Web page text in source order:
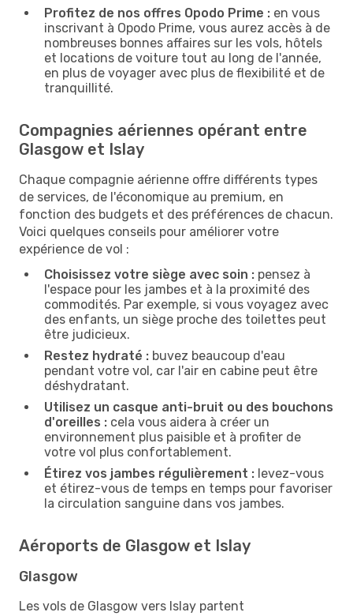
Profitez de nos offres Opodo Prime : en vous
inscrivant à Opodo Prime, vous aurez accès à de
nombreuses bonnes affaires sur les vols, hôtels
et locations de voiture tout au long de l'année,
en plus de voyager avec plus de flexibilité et de
tranquillité.
Compagnies aériennes opérant entre
Glasgow et Islay
Chaque compagnie aérienne offre différents types
de services, de l'économique au premium, en
fonction des budgets et des préférences de chacun.
Voici quelques conseils pour améliorer votre
expérience de vol :
Choisissez votre siège avec soin : pensez à
l'espace pour les jambes et à la proximité des
commodités. Par exemple, si vous voyagez avec
des enfants, un siège proche des toilettes peut
être judicieux.
Restez hydraté : buvez beaucoup d'eau
pendant votre vol, car l'air en cabine peut être
déshydratant.
Utilisez un casque anti-bruit ou des bouchons
d'oreilles : cela vous aidera à créer un
environnement plus paisible et à profiter de
votre vol plus confortablement.
Étirez vos jambes régulièrement : levez-vous
et étirez-vous de temps en temps pour favoriser
la circulation sanguine dans vos jambes.
Aéroports de Glasgow et Islay
Glasgow
Les vols de Glasgow vers Islay partent